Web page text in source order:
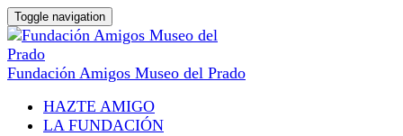
Toggle navigation
Fundación Amigos Museo del Prado
HAZTE AMIGO
LA FUNDACIÓN